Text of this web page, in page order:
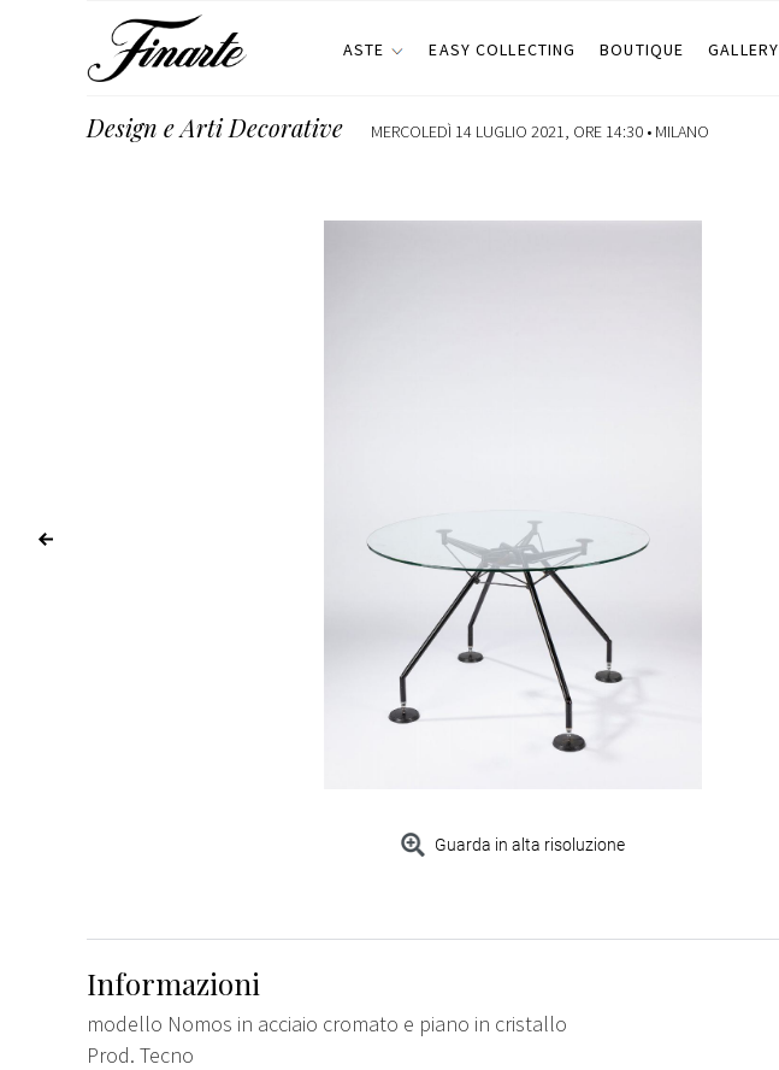
ASTE EASY COLLECTING BOUTIQUE GALLERY
Design e Arti Decorative MERCOLEDÌ 14 LUGLIO 2021, ORE 14:30 • MILANO
Guarda in alta risoluzione
Informazioni
modello Nomos in acciaio cromato e piano in cristallo
Prod. Tecno